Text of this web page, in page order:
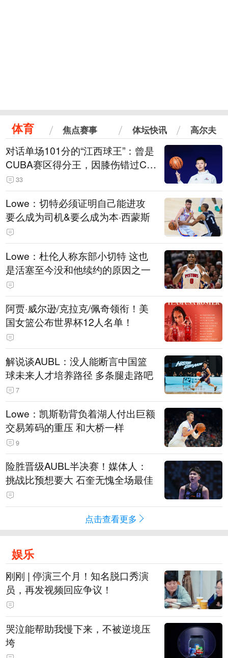
体育 焦点赛事 体坛快讯 高尔夫
对话单场101分的“江西球王”：曾是
CUBA赛区得分王，因膝伤错过CB
A选秀
33
Lowe：切特必须证明自己能进攻
要么成为司机&要么成为本·西蒙斯
Lowe：杜伦人称东部小切特 这也
是活塞至今没和他续约的原因之一
阿贾·威尔逊/克拉克/佩奇领衔！美
国女篮公布世界杯12人名单！
解说谈AUBL：没人能断言中国篮
球未来人才培养路径 多条腿走路吧
7
Lowe：凯斯勒背负着湖人付出巨额
交易筹码的重压 和大桥一样
9
险胜晋级AUBL半决赛！媒体人：
挑战比预想要大 石奎无愧全场最佳
点击查看更多
娱乐
刚刚 | 停演三个月！知名脱口秀演
员，再发视频回应争议！
哭泣能帮助我慢下来，不被逆境压
垮